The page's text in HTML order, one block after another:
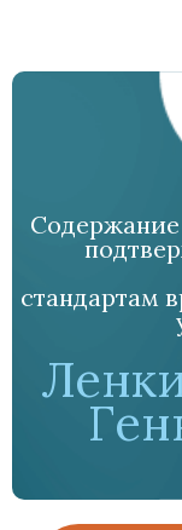
Содержание
стандартам